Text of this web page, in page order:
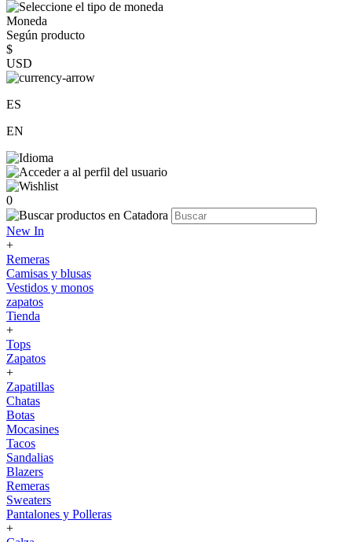
Moneda
Según producto
$
USD
ES
EN
0
New In
+
Remeras
Camisas y blusas
Vestidos y monos
zapatos
Tienda
+
Tops
Zapatos
+
Zapatillas
Chatas
Botas
Mocasines
Tacos
Sandalias
Blazers
Remeras
Sweaters
Pantalones y Polleras
+